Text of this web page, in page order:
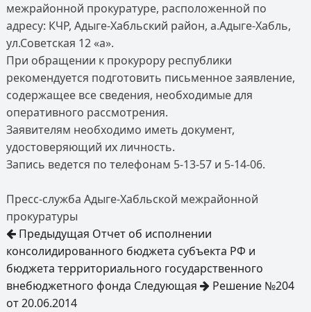
межрайонной прокуратуре, расположенной по
адресу: КЧР, Адыге-Хабльский район, а.Адыге-Хабль,
ул.Советская 12 «а».
При обращении к прокурору республики
рекомендуется подготовить письменное заявление,
содержащее все сведения, необходимые для
оперативного рассмотрения.
Заявителям необходимо иметь документ,
удостоверяющий их личность.
Запись ведется по телефонам 5-13-57 и 5-14-06.
Пресс-служба Адыге-Хабльской межрайонной
прокуратуры
Предыдущая Отчет об исполнении
консолидированного бюджета субъекта РФ и
бюджета территориального государственного
внебюджетного фонда Следующая
Решение №204
от 20.06.2014